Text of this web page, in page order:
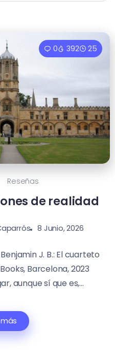
0 392 25
Reseñas
de realidad
8 Junio, 2026
J. B.: El cuarteto
Barcelona, 2023
aunque sí que es,...